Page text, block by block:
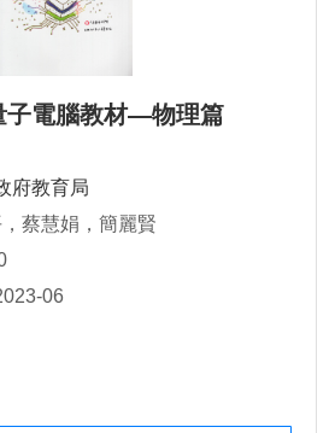
子電腦教材—物理篇
府教育局
蔡慧娟，簡麗賢
06